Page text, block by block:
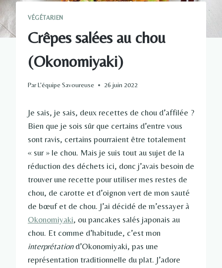
VÉGÉTARIEN
Crêpes salées au chou
(Okonomiyaki)
ParL'équipe Savoureuse 26 juin 2022
Je sais, je sais, deux recettes de chou d’affilée ?
Bien que je sois sûr que certains d’entre vous
sont ravis, certains pourraient être totalement
« sur » le chou. Mais je suis tout au sujet de la
réduction des déchets ici, donc j’avais besoin de
trouver une recette pour utiliser mes restes de
chou, de carotte et d’oignon vert de mon sauté
de bœuf et de chou. J’ai décidé de m’essayer à
Okonomiyaki, ou pancakes salés japonais au
chou. Et comme d’habitude, c’est mon
interprétationd’Okonomiyaki, pas une
représentation traditionnelle du plat. J’adore